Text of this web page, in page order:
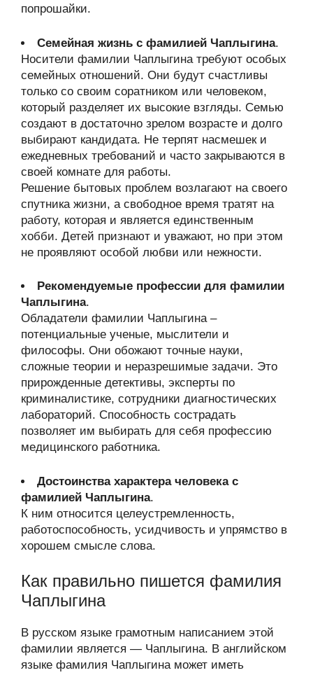
попрошайки.
Семейная жизнь с фамилией Чаплыгина.
Носители фамилии Чаплыгина требуют особых
семейных отношений. Они будут счастливы
только со своим соратником или человеком,
который разделяет их высокие взгляды. Семью
создают в достаточно зрелом возрасте и долго
выбирают кандидата. Не терпят насмешек и
ежедневных требований и часто закрываются в
своей комнате для работы.
Решение бытовых проблем возлагают на своего
спутника жизни, а свободное время тратят на
работу, которая и является единственным
хобби. Детей признают и уважают, но при этом
не проявляют особой любви или нежности.
Рекомендуемые профессии для фамилии
Чаплыгина.
Обладатели фамилии Чаплыгина –
потенциальные ученые, мыслители и
философы. Они обожают точные науки,
сложные теории и неразрешимые задачи. Это
прирожденные детективы, эксперты по
криминалистике, сотрудники диагностических
лабораторий. Способность сострадать
позволяет им выбирать для себя профессию
медицинского работника.
Достоинства характера человека с
фамилией Чаплыгина.
К ним относится целеустремленность,
работоспособность, усидчивость и упрямство в
хорошем смысле слова.
Как правильно пишется фамилия
Чаплыгина
В русском языке грамотным написанием этой
фамилии является — Чаплыгина. В английском
языке фамилия Чаплыгина может иметь